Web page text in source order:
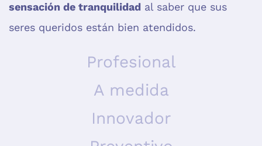
sensación de tranquilidad al saber que sus
seres queridos están bien atendidos.
Profesional
A medida
Innovador